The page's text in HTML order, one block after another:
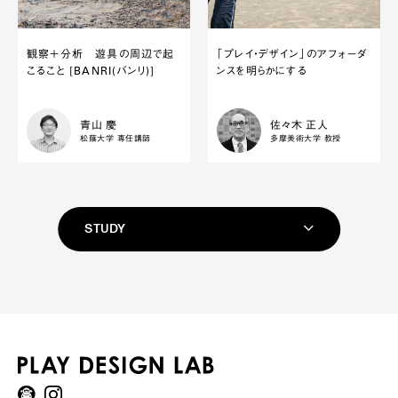
STUDY
観察＋分析 遊具の周辺で起
こること [BANRI(バンリ)]
青山 慶
松蔭大学 専任講師
「プレイ・デザイン」のアフォーダ
ンスを明らかにする
佐々木 正人
多摩美術大学 教授